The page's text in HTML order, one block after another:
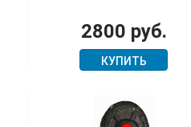
2800 руб.
КУПИТЬ